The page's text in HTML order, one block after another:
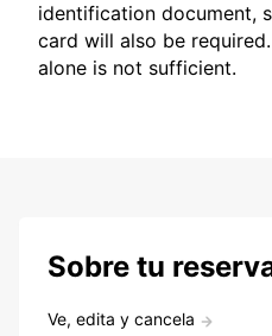
identification document,
card will also be
alone is not sufficient.
Sobre tu
Ve, edita y cancela